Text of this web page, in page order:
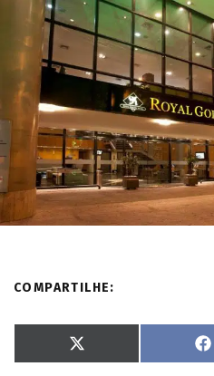
COMPARTILHE:
S
h
X
(
SF